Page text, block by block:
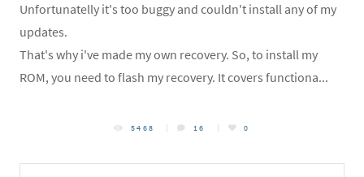
Unfortunatelly it's too buggy and couldn't install any of my
updates.
That's why i've made my own recovery. So, to install my
ROM, you need to flash my recovery. It covers functiona...
5468 16 0